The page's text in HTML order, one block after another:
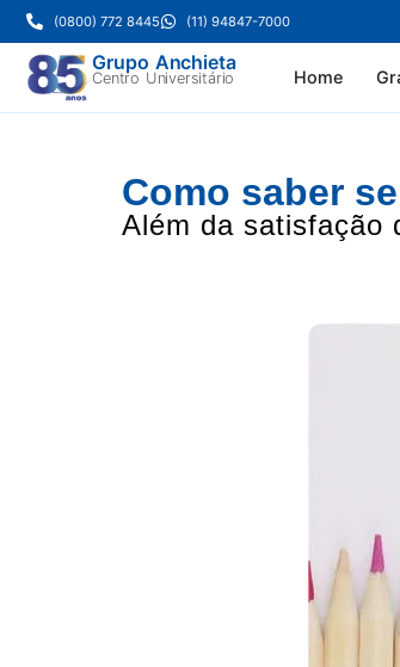
(0800) 772 8445 (11) 94847-7000
Grupo Anchieta
Centro Universitário Home
Como saber
Além da satisfação